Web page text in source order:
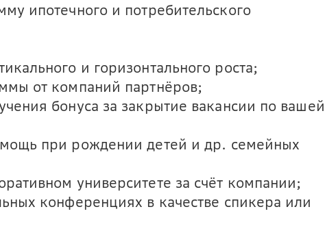
ипотечного и потребительского
и горизонтального роста;
от компаний партнёров;
бонуса за закрытие вакансии по вашей
при рождении детей и др. семейных
университете за счёт компании;
конференциях в качестве спикера или